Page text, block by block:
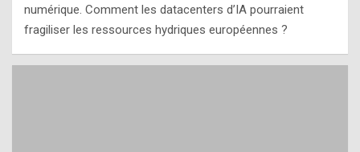
numérique. Comment les datacenters d’IA pourraient
fragiliser les ressources hydriques européennes ?